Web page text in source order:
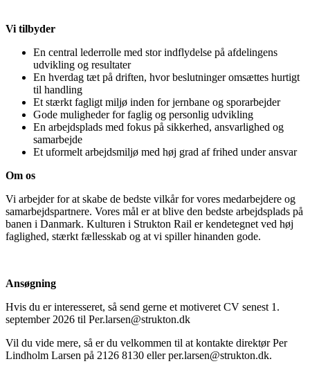
Vi tilbyder
En central lederrolle med stor indflydelse på afdelingens
udvikling og resultater
En hverdag tæt på driften, hvor beslutninger omsættes hurtigt
til handling
Et stærkt fagligt miljø inden for jernbane og sporarbejder
Gode muligheder for faglig og personlig udvikling
En arbejdsplads med fokus på sikkerhed, ansvarlighed og
samarbejde
Et uformelt arbejdsmiljø med høj grad af frihed under ansvar
Om os
Vi arbejder for at skabe de bedste vilkår for vores medarbejdere og
samarbejdspartnere. Vores mål er at blive den bedste arbejdsplads på
banen i Danmark. Kulturen i Strukton Rail er kendetegnet ved høj
faglighed, stærkt fællesskab og at vi spiller hinanden gode.
Ansøgning
Hvis du er interesseret, så send gerne et motiveret CV senest 1.
september 2026 til Per.larsen@strukton.dk
Vil du vide mere, så er du velkommen til at kontakte direktør Per
Lindholm Larsen på 2126 8130 eller per.larsen@strukton.dk.